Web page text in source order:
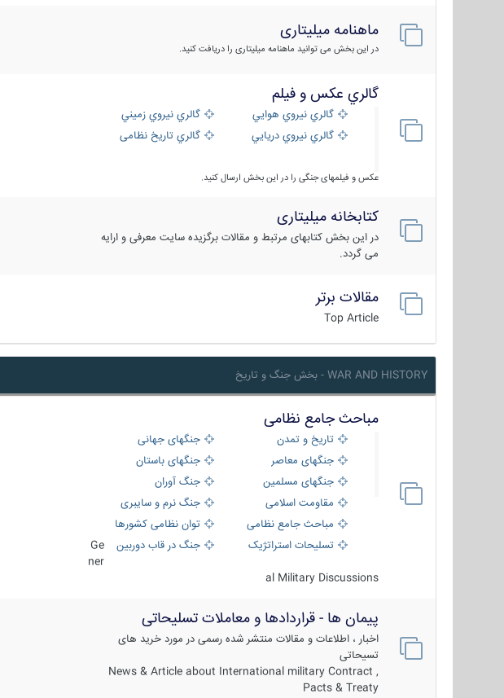
ماهنامه میلیتاری
در این بخش می توانید ماهنامه میلیتاری را دریافت کنید.
گالري عكس و فيلم
گالري نيروي هوايي
گالري نيروي زميني
گالري نيروي دريايي
گالري تاریخ نظامی
عکس و فیلمهای جنگی را در این بخش ارسال کنید.
کتابخانه میلیتاری
در این بخش کتابهای مرتبط و مقالات برگزیده سایت معرفی و ارایه
می گردد.
مقالات برتر
Top Article
WAR AND HISTORY - بخش جنگ و تاریخ
مباحث جامع نظامی
تاریخ و تمدن
جنگهای جهانی
جنگهای معاصر
جنگهای باستان
جنگهای مسلمین
جنگ آوران
مقاومت اسلامی
جنگ نرم و سایبری
مباحث جامع نظامی
توان نظامی کشورها
تسلیحات استراتژیک
جنگ در قاب دوربین
Ge
ner
al Military Discussions
پیمان ها - قراردادها و معاملات تسلیحاتی
اخبار ، اطلاعات و مقالات منتشر شده رسمی در مورد خرید های
تسیحاتی
News & Article about International military Contract ,
Pacts & Treaty